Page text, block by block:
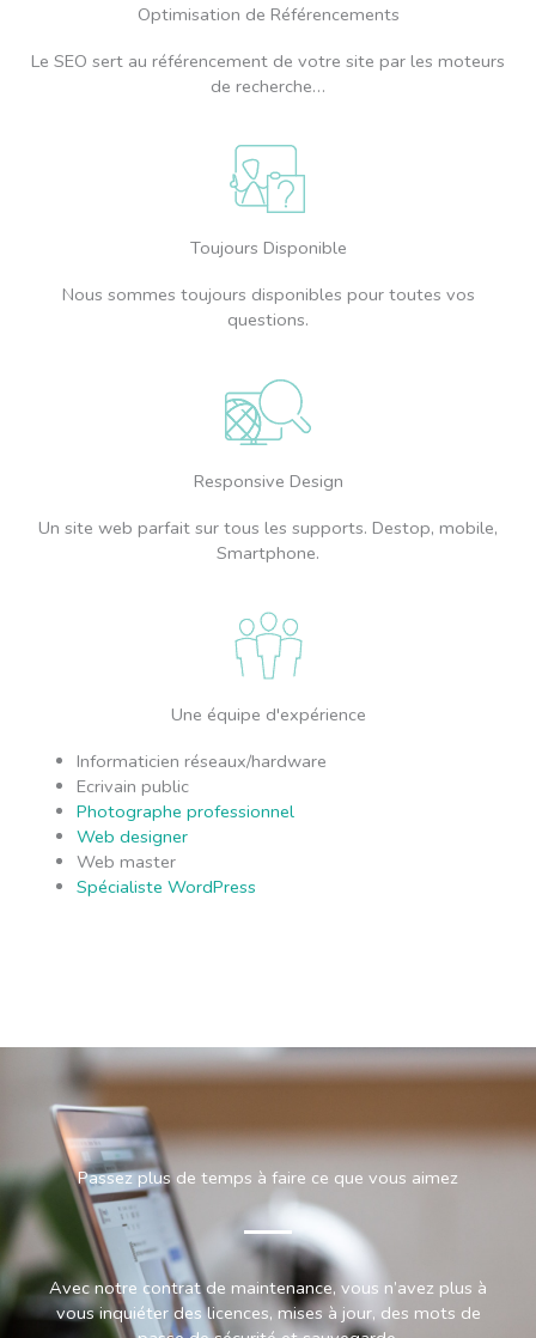
Optimisation de Référencements
Le SEO sert au référencement de votre site par les moteurs
de recherche…
Toujours Disponible
Nous sommes toujours disponibles pour toutes vos
questions.
Responsive Design
Un site web parfait sur tous les supports. Destop, mobile,
Smartphone.
Une équipe d'expérience
Informaticien réseaux/hardware
Ecrivain public
Photographe professionnel
Web designer
Web master
Spécialiste WordPress
Passez plus de temps à faire ce que vous aimez
Avec notre contrat de maintenance, vous n’avez plus à
vous inquiéter des licences, mises à jour, des mots de